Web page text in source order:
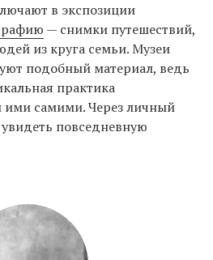
в экспозиции
— снимки путешествий,
из круга семьи. Музеи
подобный материал, ведь
практика
ими самими. Через личный
повседневную